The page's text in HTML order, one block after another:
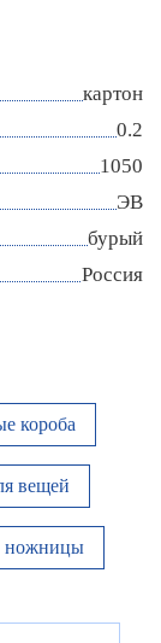
картон
0.2
1050
ЭВ
бурый
Россия
короба
вещей